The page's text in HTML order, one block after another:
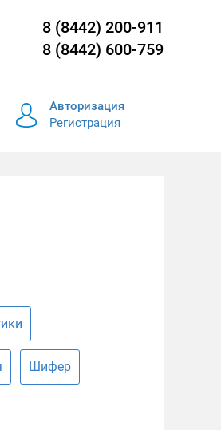
8 (8442) 200-911
8 (8442) 600-759
Авторизация
Регистрация
Шифер